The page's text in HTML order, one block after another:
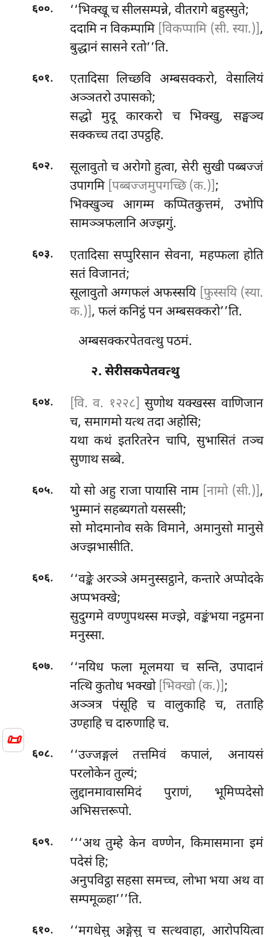
📜
६००. ‘‘भिक्खूच सीलसम्पन्ने, वीतरागे बहुस्सुते;
ददामि न विकम्पामि [विकप्पामि (सी. स्या.)],
बुद्धानं सासने रतो’’ति.
६०१.
एतादिसा लिच्छवि अम्बसक्करो, वेसालियं
अञ्ञतरो उपासको;
सद्धो मुदू कारकरो च भिक्खु, सङ्घञ्च
सक्कच्च तदा उपट्ठहि.
६०२. सूलावुतो च अरोगो हुत्वा, सेरी सुखी पब्बज्जं
उपागमि [पब्बज्जमुपगच्छि (क.)];
भिक्खुञ्च आगम्म कप्पितकुत्तमं, उभोपि
सामञ्ञफलानि अज्झगुं.
६०३.
एतादिसा सप्पुरिसान सेवना, महप्फला होति
सतं विजानतं;
सूलावुतो अग्गफलं अफस्सयि [फुस्सयि (स्या.
क.)] , फलं कनिट्ठं पन अम्बसक्करो’’ति.
अम्बसक्करपेतवत्थु पठमं.
२. सेरीसकपेतवत्थु
६०४. [वि. व. १२२८] सुणोथ यक्खस्स वाणिजान
च, समागमो यत्थ तदा अहोसि;
यथा कथं इतरितरेन चापि, सुभासितं तञ्च
सुणाथ सब्बे.
६०५. यो सो अहु राजा पायासि नाम [नामो (सी.)],
भुम्मानं सहब्यगतो यसस्सी;
सो मोदमानोव सके विमाने, अमानुसो मानुसे
अज्झभासीति.
६०६. ‘‘वङ्केअरञ्ञे अमनुस्सट्ठाने, कन्तारे अप्पोदके
अप्पभक्खे;
सुदुग्गमे वण्णुपथस्स मज्झे, वङ्कंभया नट्ठमना
मनुस्सा.
६०७.
‘‘नयिध फला मूलमया च सन्ति, उपादानं
नत्थि कुतोध भक्खो [भिक्खो (क.)] ;
अञ्ञत्र पंसूहि च वालुकाहि च, तताहि
उण्हाहि च दारुणाहि च.
६०८.
‘‘उज्जङ्गलं तत्तमिवं कपालं, अनायसं
परलोकेन तुल्यं;
लुद्दानमावासमिदं पुराणं, भूमिप्पदेसो
अभिसत्तरूपो.
६०९.
‘‘‘अथ तुम्हे केन वण्णेन, किमासमाना इमं
पदेसं हि;
अनुपविट्ठा सहसा समच्च, लोभा भया अथ वा
सम्पमूळ्हा’’’ति.
६१०. ‘‘मगधेसु अङ्गेसु च सत्थवाहा, आरोपयित्वा